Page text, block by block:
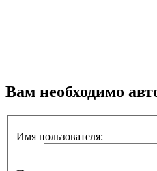
Вам необходимо
Имя пользователя: